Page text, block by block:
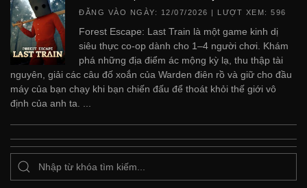
ĐĂNG VÀO NGÀY: 12/07/2026 | LƯỢT XEM: 596
Forest Escape: Last Train là một game kinh dị
siêu thực co-op dành cho 1–4 người chơi. Khám
phá những địa điểm ác mộng kỳ lạ, thu thập tài
nguyên, giải các câu đố xoắn của Warden điên rồ và giữ cho đầu
máy của bạn chạy khi bạn chiến đấu để thoát khỏi thế giới vô
định của anh ta. ...